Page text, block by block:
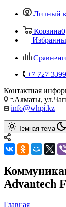
Личный
Корзина0
+7 727
Контактная
г.Алматы,
info@whpi.kz
Темная тема
Advantech
Главная